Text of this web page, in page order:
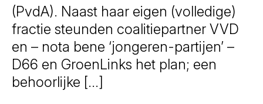
(PvdA). Naast haar eigen (volledige)
fractie steunden coalitiepartner VVD
en – nota bene ‘jongeren-partijen’ –
D66 en GroenLinks het plan; een
behoorlijke […]